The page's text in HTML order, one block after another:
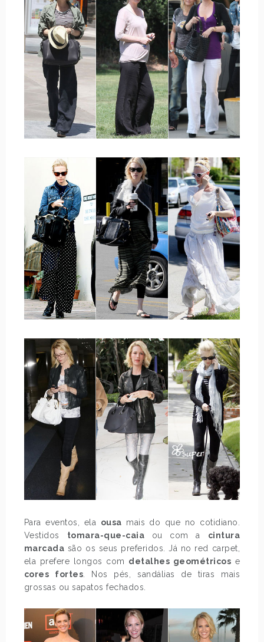
Para eventos, ela ousa mais do que no cotidiano.
Vestidos tomara-que-caia ou com a cintura
marcada são os seus preferidos. Já no red carpet,
ela prefere longos com detalhes geométricos e
cores fortes. Nos pés, sandálias de tiras mais
grossas ou sapatos fechados.